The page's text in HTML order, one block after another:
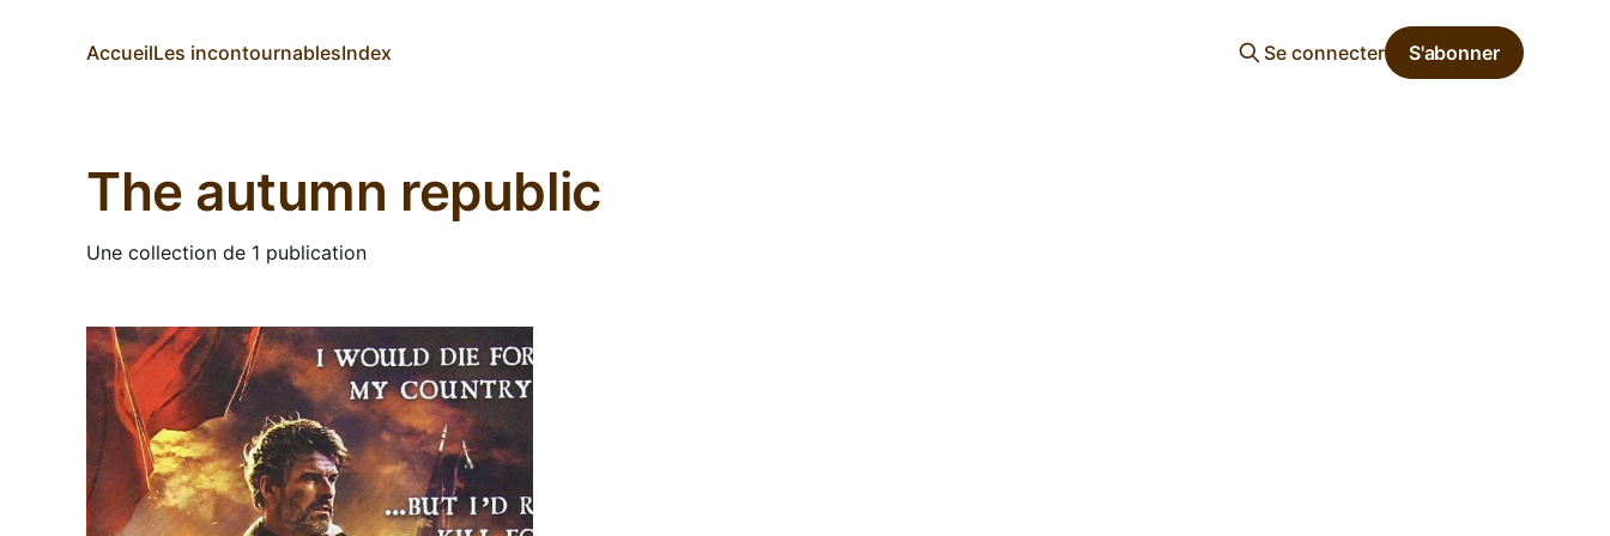
AccueilLes incontournablesIndex Se connecter S'abonner
The autumn republic
Une collection de 1 publication